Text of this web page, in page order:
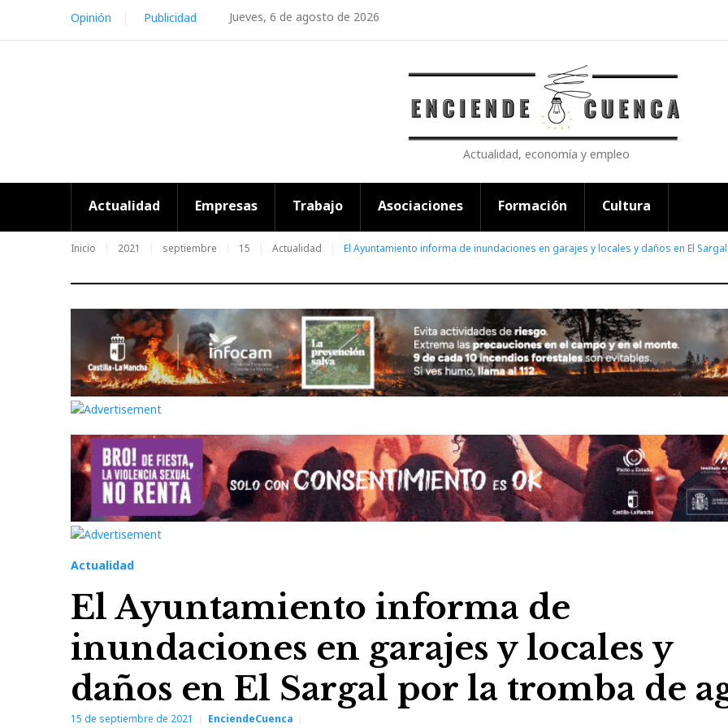
content
Jueves, 6 de agosto de 2026
Opinión Publicidad
Actualidad, economía y empleo
Actualidad Empresas Trabajo Asociaciones Formación Cultura
Inicio 2021 septiembre 15 Actualidad El Ayuntamiento informa de inundaciones en garajes y locales y daños en El
Actualidad
El Ayuntamiento informa de
inundaciones en garajes y locales y
daños en El Sargal por la tromba de
15 de septiembre de 2021 EnciendeCuenca